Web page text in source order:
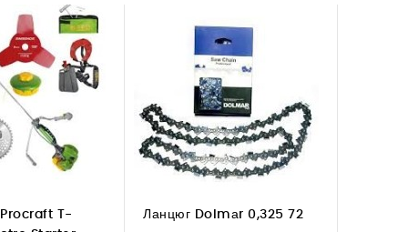
Procraft T-
Ланцюг Dolmаr 0,325 72